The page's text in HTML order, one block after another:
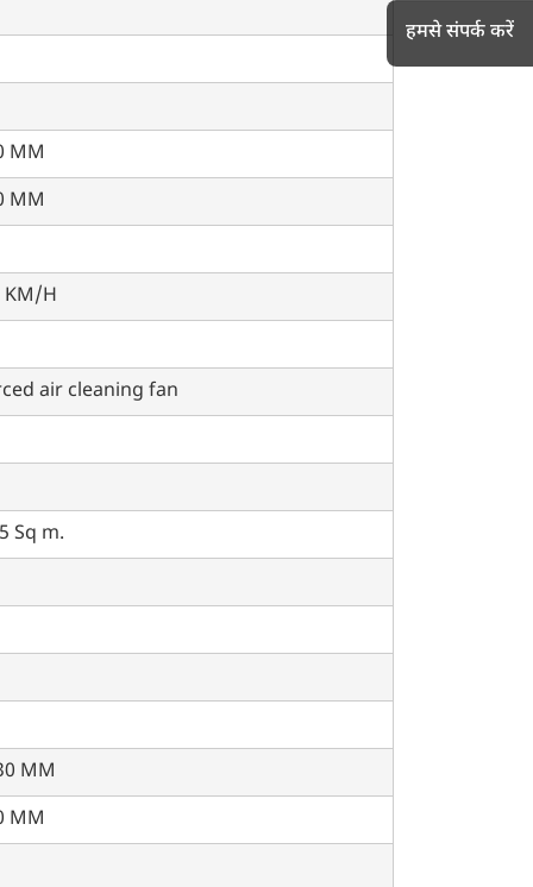
MM
MM
KM/H
air cleaning fan
Sq m.
MM
MM
हमसे संपर्क करें